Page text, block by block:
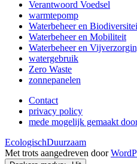
Verantwoord Voedsel
warmtepomp
Waterbeheer en
Waterbeheer en Mobiliteit
Waterbeheer en
watergebruik
Zero Waste
zonnepanelen
Contact
privacy policy
mede mogelijk gemaakt
EcologischDuurzaam
Met trots aangedreven door